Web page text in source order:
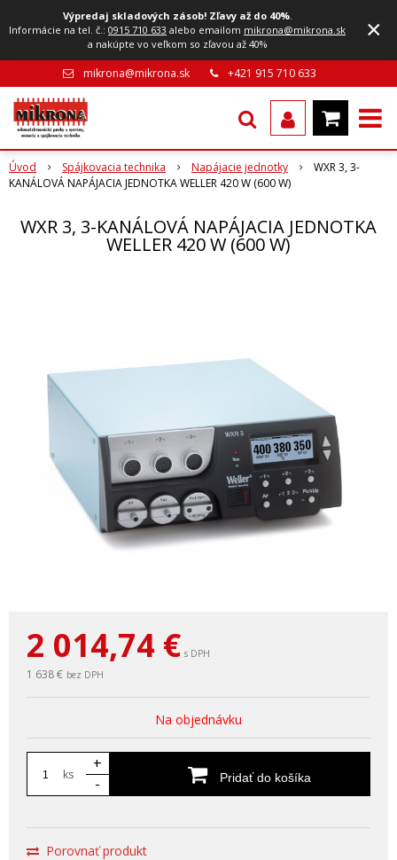
Výpredaj skladových zásob! Zľavy až do 40%.
Informácie na tel. č.:0915 710 633 alebo emailom mikrona@mikrona.sk
a nakúpte vo veľkom so zľavou až 40%
×
mikrona@mikrona.sk +421 915 710 633
Úvod Spájkovacia technika Napájacie jednotky
WXR 3, 3-
KANÁLOVÁ NAPÁJACIA JEDNOTKA WELLER 420 W (600 W)
WXR 3, 3-KANÁLOVÁ NAPÁJACIA JEDNOTKA
WELLER 420 W (600 W)
2 014,74 € s DPH
1 638 € bez DPH
Na objednávku
ks
+
-
Pridať do košíka
Porovnať produkt